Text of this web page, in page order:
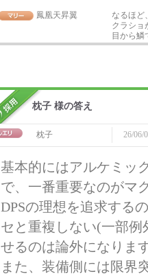
鳳凰天昇翼
なるほど
クラショ
目から
枕子 様の答え
枕子 26/06/
基本的にはアルケミッ
で、一番重要なのがマ
DPSの理想を追求する
セと重複しない(一部
せるのは論外になりま
また、装備側には限界